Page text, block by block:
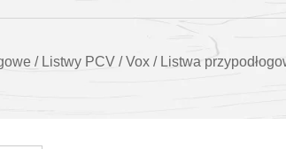
/ Listwy PCV /Vox / Listwa